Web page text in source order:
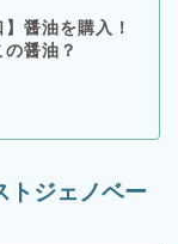
】醤油を購入！
醤油？
トジェノベー